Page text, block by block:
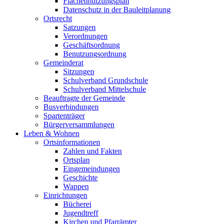
Datenschutz in der Bauleitplanung
Ortsrecht
Satzungen
Verordnungen
Geschäftsordnung
Benutzungsordnung
Gemeinderat
Sitzungen
Schulverband Grundschule
Schulverband Mittelschule
Beauftragte der Gemeinde
Busverbindungen
Spartenträger
Bürgerversammlungen
Leben & Wohnen
Ortsinformationen
Zahlen und Fakten
Ortsplan
Eingemeindungen
Geschichte
Wappen
Einrichtungen
Bücherei
Jugendtreff
Kirchen und Pfarrämter